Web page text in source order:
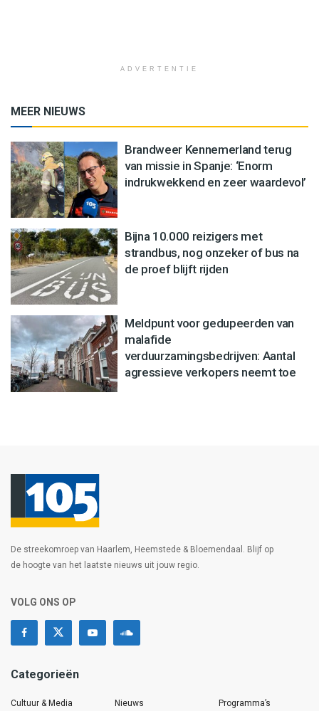
ADVERTENTIE
MEER NIEUWS
Brandweer Kennemerland terug
van missie in Spanje: ‘Enorm
indrukwekkend en zeer waardevol’
Bijna 10.000 reizigers met
strandbus, nog onzeker of bus na
de proef blijft rijden
Meldpunt voor gedupeerden van
malafide
verduurzamingsbedrijven: Aantal
agressieve verkopers neemt toe
De streekomroep van Haarlem, Heemstede & Bloemendaal. Blijf op
de hoogte van het laatste nieuws uit jouw regio.
VOLG ONS OP
Categorieën
Cultuur & Media
Nieuws
Programma’s